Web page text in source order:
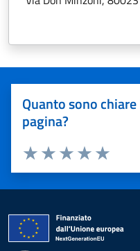
Quanto sono
pagina?
Valuta 5
Valuta 4
Valuta 3 stelle
Valuta 2 stelle su 5
Valuta 1 stelle su 5